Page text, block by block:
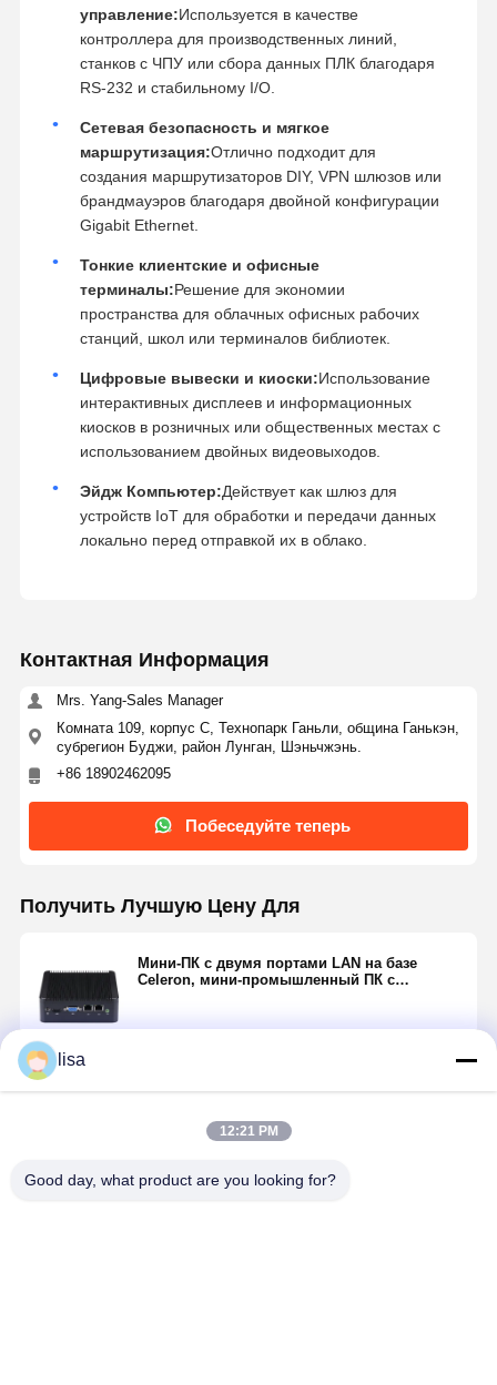
управление:Используется в качестве
контроллера для производственных линий,
станков с ЧПУ или сбора данных ПЛК благодаря
RS-232 и стабильному I/O.
Сетевая безопасность и мягкое
маршрутизация:Отлично подходит для
создания маршрутизаторов DIY, VPN шлюзов или
брандмауэров благодаря двойной конфигурации
Gigabit Ethernet.
Тонкие клиентские и офисные
терминалы:Решение для экономии
пространства для облачных офисных рабочих
станций, школ или терминалов библиотек.
Цифровые вывески и киоски:Использование
интерактивных дисплеев и информационных
киосков в розничных или общественных местах с
использованием двойных видеовыходов.
Эйдж Компьютер:Действует как шлюз для
устройств IoT для обработки и передачи данных
локально перед отправкой их в облако.
Контактная Информация
Mrs. Yang-Sales Manager
Комната 109, корпус C, Технопарк Ганьли, община Ганькэн,
субрегион Буджи, район Лунган, Шэньчжэнь.
+86 18902462095
Побеседуйте теперь
Получить Лучшую Цену Для
Мини-ПК с двумя портами LAN на базе
Celeron, мини-промышленный ПК с
lisa
12:21 PM
Good day, what product are you looking for?